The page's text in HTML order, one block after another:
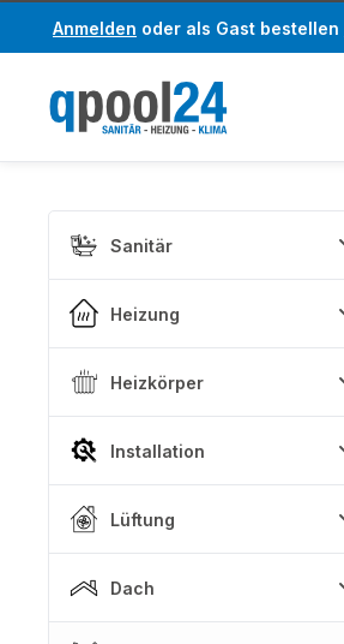
Hauptinhalt springen
Zur Suche springen
Anmelden oder als Gast bestellen
Sanitär
Heizung
Heizkörper
Installation
Lüftung
Dach